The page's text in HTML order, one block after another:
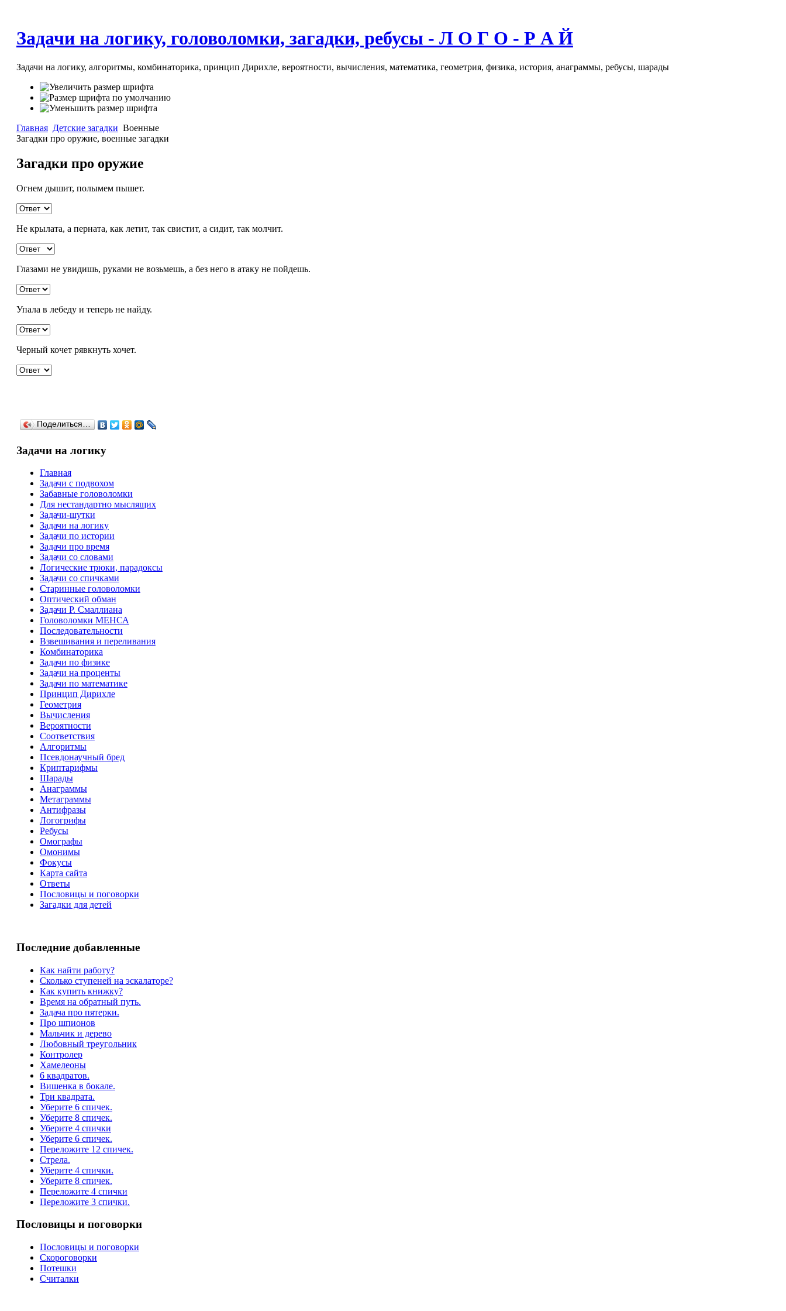
Задачи на логику, головоломки, загадки, ребусы - Л О Г О - Р А Й
Задачи на логику, алгоритмы, комбинаторика, принцип Дирихле, вероятности, вычисления, математика, геометрия, физика, история, анаграммы, ребусы, шарады
Главная Детские загадки Военные
Загадки про оружие, военные загадки
Загадки про оружие
Огнем дышит, полымем пышет.
Не крылата, а перната, как летит, так свистит, а сидит, так молчит.
Глазами не увидишь, руками не возьмешь, а без него в атаку не пойдешь.
Упала в лебеду и теперь не найду.
Черный кочет рявкнуть хочет.
Поделиться…
Задачи на логику
Главная
Задачи с подвохом
Забавные головоломки
Для нестандартно мыслящих
Задачи-шутки
Задачи на логику
Задачи по истории
Задачи про время
Задачи со словами
Логические трюки, парадоксы
Задачи со спичками
Старинные головоломки
Оптический обман
Задачи Р. Смаллиана
Головоломки МЕНСА
Последовательности
Взвешивания и переливания
Комбинаторика
Задачи по физике
Задачи на проценты
Задачи по математике
Принцип Дирихле
Геометрия
Вычисления
Вероятности
Соответствия
Алгоритмы
Псевдонаучный бред
Криптарифмы
Шарады
Анаграммы
Метаграммы
Антифразы
Логогрифы
Ребусы
Омографы
Омонимы
Фокусы
Карта сайта
Ответы
Пословицы и поговорки
Загадки для детей
Последние добавленные
Как найти работу?
Сколько ступеней на эскалаторе?
Как купить книжку?
Время на обратный путь.
Задача про пятерки.
Про шпионов
Мальчик и дерево
Любовный треугольник
Контролер
Хамелеоны
6 квадратов.
Вишенка в бокале.
Три квадрата.
Уберите 6 спичек.
Уберите 8 спичек.
Уберите 4 спички
Уберите 6 спичек.
Переложите 12 спичек.
Стрела.
Уберите 4 спички.
Уберите 8 спичек.
Переложите 4 спички
Переложите 3 спички.
Пословицы и поговорки
Пословицы и поговорки
Скороговорки
Потешки
Считалки